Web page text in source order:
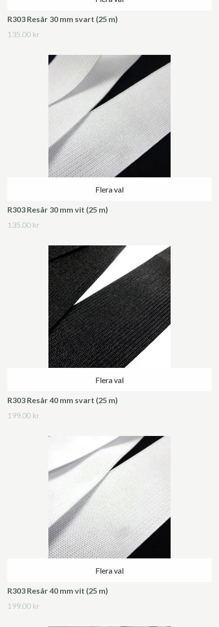
R303 Resår 30 mm svart (25 m)
135.00 kr
Flera val
R303 Resår 30 mm vit (25 m)
135.00 kr
Flera val
R303 Resår 40 mm svart (25 m)
199.00 kr
Flera val
R303 Resår 40 mm vit (25 m)
199.00 kr